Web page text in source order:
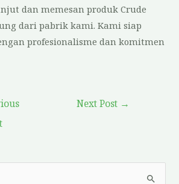
dan memesan produk Crude
dari pabrik kami. Kami siap
profesionalisme dan komitmen
Next Post →